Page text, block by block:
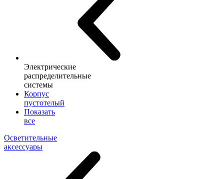
Электрические
распределительные
системы
Корпус
пустотелый
Показать
все
Осветительные
аксессуары